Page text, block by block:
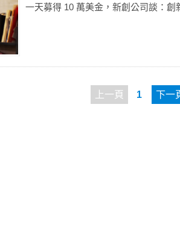
一天募得 10 萬美金，新創公司談：創
上一頁 1 下一